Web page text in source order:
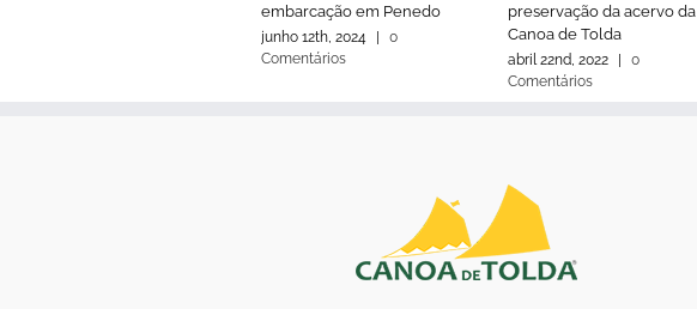
embarcação em Penedo
junho 12th, 2024
0
Comentários
preservação da acervo da
Canoa de Tolda
abril 22nd, 2022
0
Comentários